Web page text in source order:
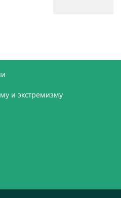
и экстремизму